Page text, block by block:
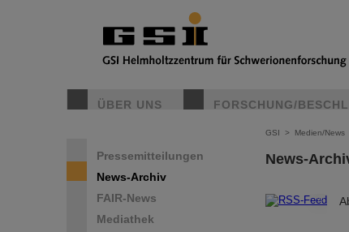
ÜBER UNS FORSCHUNG/
Pressemitteilungen
News-Archiv
FAIR-News
Mediathek
GSI > Medien/News
News-
©